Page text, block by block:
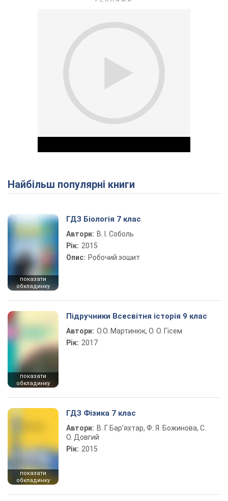
Play Video
Найбільш популярні книги
показати
обкладинку
ГДЗ Біологія 7 клас
Автори: В. І. Соболь
Рік: 2015
Опис: Робочий зошит
показати
обкладинку
Підручники Всесвітня історія 9 клас
Автори: О.О. Мартинюк, О. О. Гісем
Рік: 2017
показати
обкладинку
ГДЗ Фізика 7 клас
Автори: В. Г. Бар’яхтар, Ф. Я. Божинова, С.
О. Довгий
Рік: 2015